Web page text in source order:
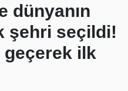
dünyanın
şehri seçildi!
geçerek ilk